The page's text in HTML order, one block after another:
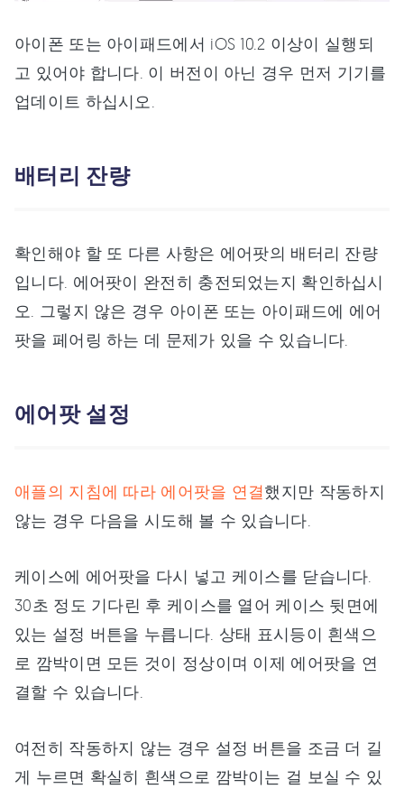
아이폰 또는 아이패드에서 iOS 10.2 이상이 실행되
고 있어야 합니다. 이 버전이 아닌 경우 먼저 기기를
업데이트 하십시오.
배터리 잔량
확인해야 할 또 다른 사항은 에어팟의 배터리 잔량
입니다. 에어팟이 완전히 충전되었는지 확인하십시
오. 그렇지 않은 경우 아이폰 또는 아이패드에 에어
팟을 페어링 하는 데 문제가 있을 수 있습니다.
에어팟 설정
애플의 지침에 따라 에어팟을 연결했지만 작동하지
않는 경우 다음을 시도해 볼 수 있습니다.
케이스에 에어팟을 다시 넣고 케이스를 닫습니다.
30초 정도 기다린 후 케이스를 열어 케이스 뒷면에
있는 설정 버튼을 누릅니다. 상태 표시등이 흰색으
로 깜박이면 모든 것이 정상이며 이제 에어팟을 연
결할 수 있습니다.
여전히 작동하지 않는 경우 설정 버튼을 조금 더 길
게 누르면 확실히 흰색으로 깜박이는 걸 보실 수 있